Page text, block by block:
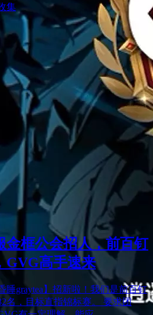
集
金框公会招人，前百钉
GVG高手速来
睡graytea】招新啦！我们是前百钉
名，目标直指锦标赛。 要求团